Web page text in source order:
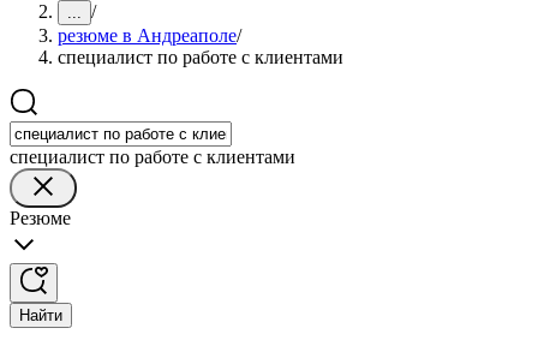
... /
резюме в Андреаполе/
специалист по работе с клиентами
специалист по работе с клиентами
Резюме
Найти